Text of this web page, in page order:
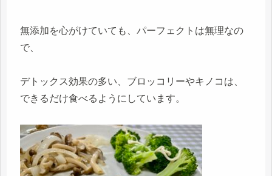
無添加を心がけていても、パーフェクトは無理なの
で、
デトックス効果の多い、ブロッコリーやキノコは、
できるだけ食べるようにしています。